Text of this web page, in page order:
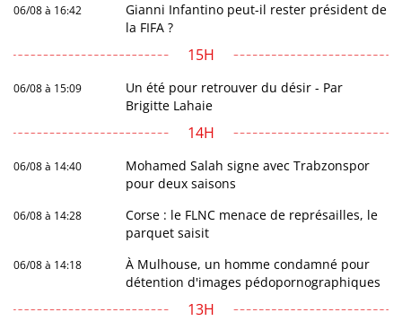
06/08 à 16:42
Gianni Infantino peut-il rester président de
la FIFA ?
15H
06/08 à 15:09
Un été pour retrouver du désir - Par
Brigitte Lahaie
14H
06/08 à 14:40
Mohamed Salah signe avec Trabzonspor
pour deux saisons
06/08 à 14:28
Corse : le FLNC menace de représailles, le
parquet saisit
06/08 à 14:18
À Mulhouse, un homme condamné pour
détention d'images pédopornographiques
13H